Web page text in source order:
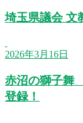
埼玉県議会 文
2026年3月16日
赤沼の獅子舞
登録！